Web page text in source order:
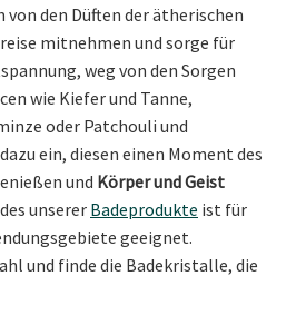
von den Düften der ätherischen
mitnehmen und sorge für
weg von den Sorgen
wie Kiefer und Tanne,
oder Patchouli und
ein, diesen einen Moment des
und Körper und Geist
unserer Badeprodukte ist für
geeignet.
und finde die Badekristalle, die